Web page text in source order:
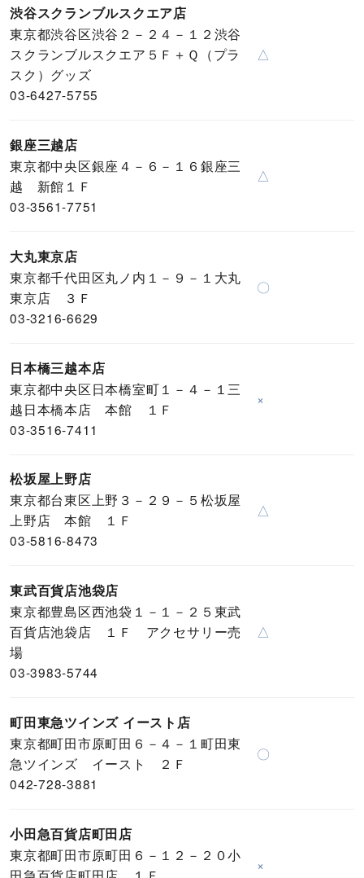
渋谷スクランブルスクエア店
東京都渋谷区渋谷２－２４－１２渋谷
スクランブルスクエア５Ｆ＋Ｑ（プラ
スク）グッズ
03-6427-5755
△
銀座三越店
東京都中央区銀座４－６－１６銀座三
越 新館１Ｆ
03-3561-7751
△
大丸東京店
東京都千代田区丸ノ内１－９－１大丸
東京店 ３Ｆ
03-3216-6629
〇
日本橋三越本店
東京都中央区日本橋室町１－４－１三
越日本橋本店 本館 １Ｆ
03-3516-7411
×
松坂屋上野店
東京都台東区上野３－２９－５松坂屋
上野店 本館 １Ｆ
03-5816-8473
△
東武百貨店池袋店
東京都豊島区西池袋１－１－２５東武
百貨店池袋店 １Ｆ アクセサリー売
場
03-3983-5744
△
町田東急ツインズ イースト店
東京都町田市原町田６－４－１町田東
急ツインズ イースト ２Ｆ
042-728-3881
〇
小田急百貨店町田店
東京都町田市原町田６－１２－２０小
×